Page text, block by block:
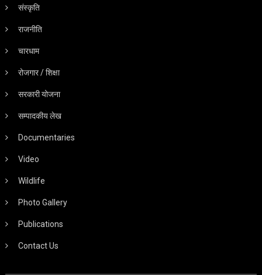
संस्कृति
राजनीति
चारधाम
रोजगार / शिक्षा
सरकारी योजना
सम्पादकीय लेख
Documentaries
Video
Wildlife
Photo Gallery
Publications
Contact Us